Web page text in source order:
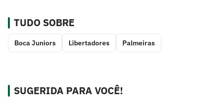
TUDO SOBRE
Boca Juniors Libertadores Palmeiras
SUGERIDA PARA VOCÊ!